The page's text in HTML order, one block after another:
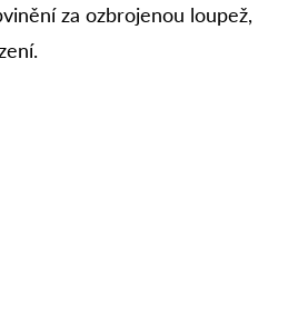
za ozbrojenou loupež,